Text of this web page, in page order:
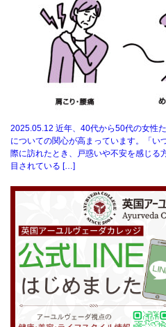
2025.05.12 近年、40代から50代の女性
についての関心が高まっています。「い
際に訪れたとき、戸惑いや不安を感じる
目されている […]